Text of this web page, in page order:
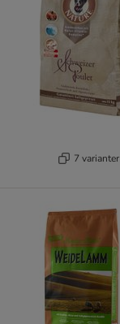
7 varianter